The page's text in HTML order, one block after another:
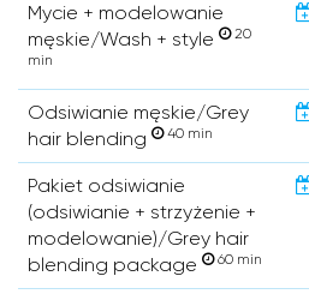
Mycie + modelowanie
męskie/Wash + style
20
min
Odsiwianie męskie/Grey
hair blending
40 min
Pakiet odsiwianie
(odsiwianie + strzyżenie +
modelowanie)/Grey hair
blending package
60 min